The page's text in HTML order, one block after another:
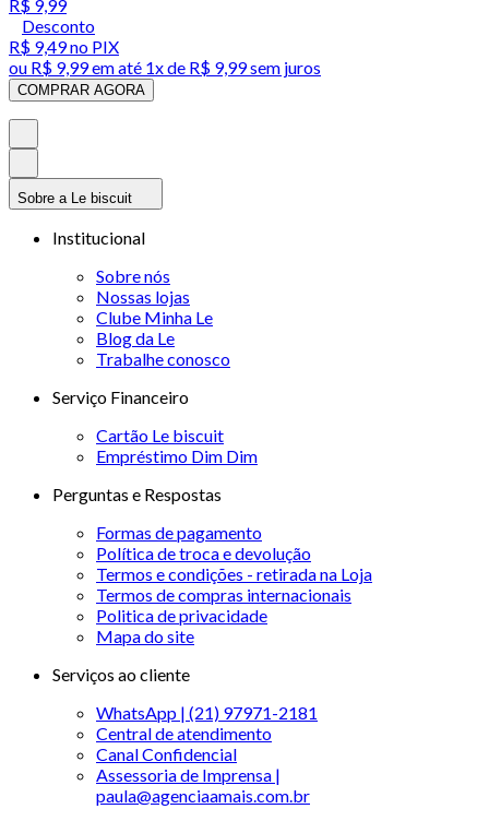
R$ 9,99
Desconto
R$ 9,49no PIX
ou R$ 9,99em até 1x de R$ 9,99sem juros
COMPRAR AGORA
Sobre a Le biscuit
Institucional
Sobre nós
Nossas lojas
Clube Minha Le
Blog da Le
Trabalhe conosco
Serviço Financeiro
Cartão Le biscuit
Empréstimo Dim Dim
Perguntas e Respostas
Formas de pagamento
Política de troca e devolução
Termos e condições - retirada na Loja
Termos de compras internacionais
Politica de privacidade
Mapa do site
Serviços ao cliente
WhatsApp | (21) 97971-2181
Central de atendimento
Canal Confidencial
Assessoria de Imprensa |
paula@agenciaamais.com.br